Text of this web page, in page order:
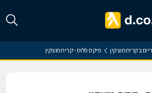
בקרית מוצקין פיקס פלוס - קרית מוצקין